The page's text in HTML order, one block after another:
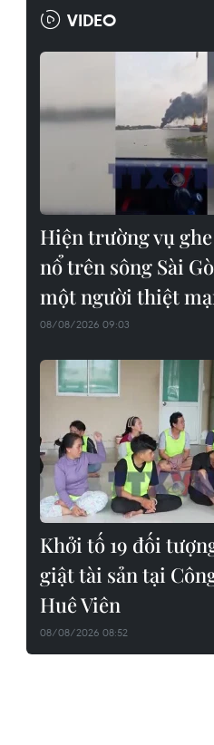
VIDEO
Hiện trường vụ
nổ trên sông Sài
một người thiệt
08/08/2026 09:03
Khởi tố 19 đối
giật tài sản tại
Huê Viên
08/08/2026 08:52